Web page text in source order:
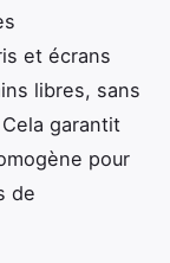
et écrans
libres, sans
garantit
pour
de